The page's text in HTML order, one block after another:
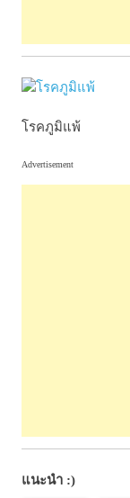
โรคภูมิแพ้
Advertisement
แนะนำ :)